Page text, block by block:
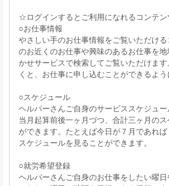
☆ログインするとご利用になれるコンテン
○お仕事情報
やさしい手のお仕事情報をご覧いただけ
のお近くのお仕事や興味のあるお仕事を
かせサービスで検索してご覧いただけま
くと、お仕事に申し込むことができるよう
○スケジュール
ヘルパーさんご自身のサービススケジュー
当月起算前後一ヶ月づつ、合計三ヶ月の
ができます。たとえば今日が７月であれ
スケジュールを見ることができます。
○就労希望登録
ヘルパーさんご自身のお仕事をしたい曜